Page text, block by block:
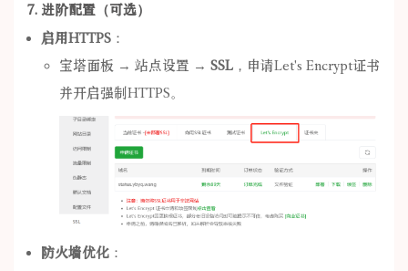
7. 进阶配置（可选）
启用HTTPS ：
宝塔面板 → 站点设置 → SSL ，申请Let's Encrypt证书
并开启强制HTTPS。
防火墙优化 ：